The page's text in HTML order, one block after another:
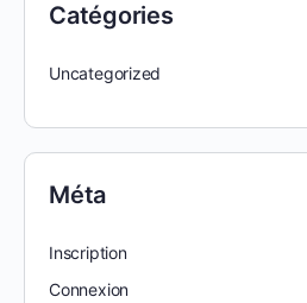
Catégories
Uncategorized
Méta
Inscription
Connexion